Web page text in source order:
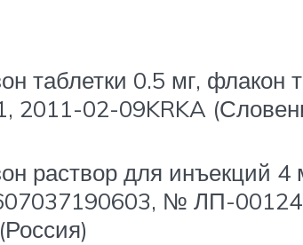
таблетки 0.5 мг, флакон
2011-02-09KRKA
раствор для инъекций
№ ЛП-